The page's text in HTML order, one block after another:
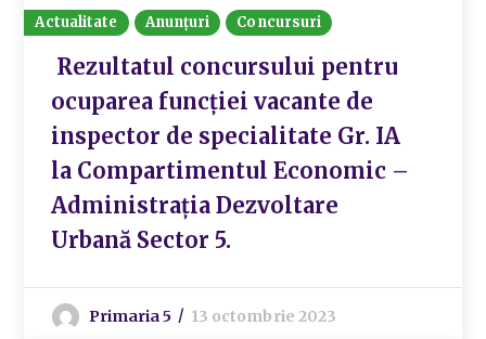
Actualitate Anunțuri Concursuri
Rezultatul concursului pentru
ocuparea funcției vacante de
inspector de specialitate Gr. IA
la Compartimentul Economic –
Administrația Dezvoltare
Urbană Sector 5.
Primaria 5 13 octombrie 2023